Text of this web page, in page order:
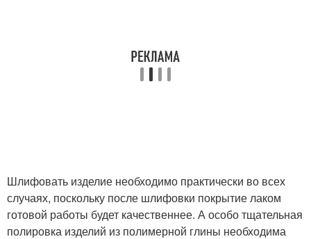
Шлифовать изделие необходимо практически во всех
случаях, поскольку после шлифовки покрытие лаком
готовой работы будет качественнее. А особо тщательная
полировка изделий из полимерной глины необходима